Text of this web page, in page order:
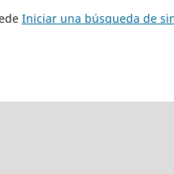
Iniciar una búsqueda de